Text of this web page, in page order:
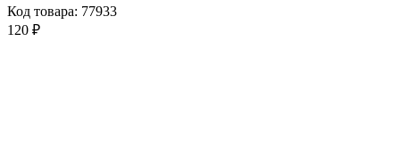
Код товара: 77933
120 ₽